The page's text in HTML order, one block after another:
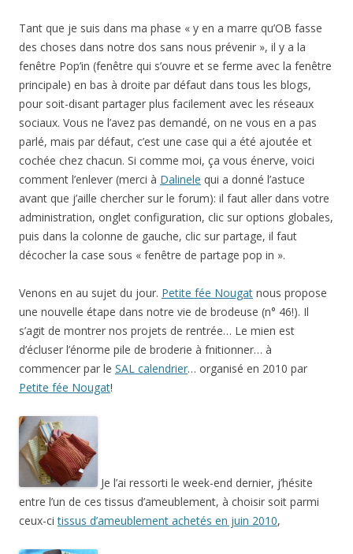
Tant que je suis dans ma phase « y en a marre qu’OB fasse
des choses dans notre dos sans nous prévenir », il y a la
fenêtre Pop’in (fenêtre qui s’ouvre et se ferme avec la fenêtre
principale) en bas à droite par défaut dans tous les blogs,
pour soit-disant partager plus facilement avec les réseaux
sociaux. Vous ne l’avez pas demandé, on ne vous en a pas
parlé, mais par défaut, c’est une case qui a été ajoutée et
cochée chez chacun. Si comme moi, ça vous énerve, voici
comment l’enlever (merci à Dalinele qui a donné l’astuce
avant que j’aille chercher sur le forum): il faut aller dans votre
administration, onglet configuration, clic sur options globales,
puis dans la colonne de gauche, clic sur partage, il faut
décocher la case sous « fenêtre de partage pop in ».
Venons en au sujet du jour. Petite fée Nougat nous propose
une nouvelle étape dans notre vie de brodeuse (n° 46!). Il
s’agit de montrer nos projets de rentrée… Le mien est
d’écluser l’énorme pile de broderie à fnitionner… à
commencer par le SAL calendrier… organisé en 2010 par
Petite fée Nougat!
Je l’ai ressorti le week-end dernier, j’hésite
entre l’un de ces tissus d’ameublement, à choisir soit parmi
ceux-citissus d’ameublement achetés en juin 2010,